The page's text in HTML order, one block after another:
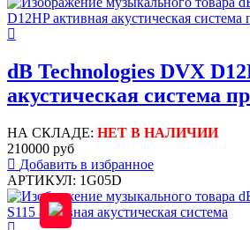
dB Technologies DVX
акустическая система
НА СКЛАДЕ: НЕТ В НАЛИЧИИ
210000 руб
Добавить в избранное
АРТИКУЛ: 1G05D